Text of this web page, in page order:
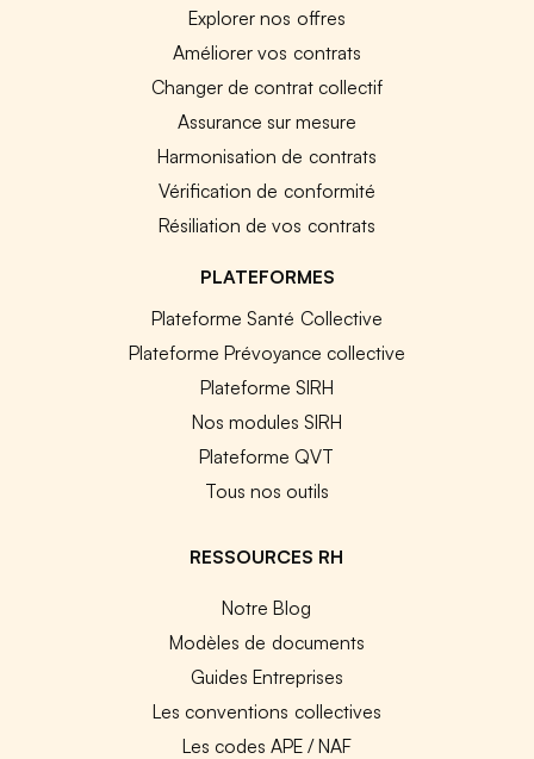
Explorer nos offres
Améliorer vos contrats
Changer de contrat collectif
Assurance sur mesure
Harmonisation de contrats
Vérification de conformité
Résiliation de vos contrats
PLATEFORMES
Plateforme Santé Collective
Plateforme Prévoyance collective
Plateforme SIRH
Nos modules SIRH
Plateforme QVT
Tous nos outils
RESSOURCES RH
Notre Blog
Modèles de documents
Guides Entreprises
Les conventions collectives
Les codes APE / NAF